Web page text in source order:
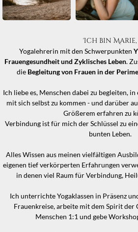
Ich bin Marie,
Yogalehrerin mit den Schwerpunkten
Frauengesundheit und Zyklisches Leben.
die Begleitung von Frauen in der
Ich liebe es, Menschen dabei zu begleiten,
mit sich selbst zu kommen - und darüber
Größerem erfahren zu
Verbindung ist für mich der Schlüssel zu
bunten Leben.
Alles Wissen aus meinen vielfältigen
eigenen tief verkörperten Erfahrungen
in denen viel Raum für Verbindung,
Ich unterrichte Yogaklassen in Präsenz
Frauenkreise, arbeite mit dem Spirit der
Menschen 1:1 und gebe